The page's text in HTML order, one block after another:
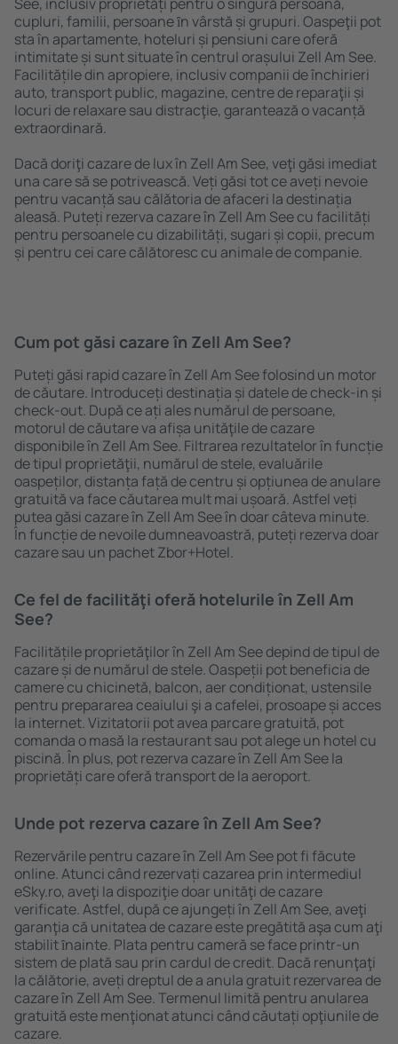
cupluri, familii, persoane ȋn vârstă și grupuri. Oaspeţii pot
sta în apartamente, hoteluri și pensiuni care oferă
intimitate și sunt situate în centrul orașului Zell Am See.
Facilitățile din apropiere, inclusiv companii de închirieri
auto, transport public, magazine, centre de reparaţii și
locuri de relaxare sau distracţie, garantează o vacanță
extraordinară.
Dacă doriţi cazare de lux în Zell Am See, veţi găsi imediat
una care să se potrivească. Veți găsi tot ce aveți nevoie
pentru vacanță sau călătoria de afaceri la destinația
aleasă. Puteți rezerva cazare în Zell Am See cu facilități
pentru persoanele cu dizabilități, sugari și copii, precum
și pentru cei care călătoresc cu animale de companie.
Cum pot găsi cazare în Zell Am See?
Puteți găsi rapid cazare în Zell Am See folosind un motor
de căutare. Introduceți destinația și datele de check-in și
check-out. După ce ați ales numărul de persoane,
motorul de căutare va afișa unităţile de cazare
disponibile în Zell Am See. Filtrarea rezultatelor în funcție
de tipul proprietăţii, numărul de stele, evaluările
oaspeților, distanța față de centru și opțiunea de anulare
gratuită va face căutarea mult mai ușoară. Astfel veți
putea găsi cazare în Zell Am See în doar câteva minute.
În funcție de nevoile dumneavoastră, puteți rezerva doar
cazare sau un pachet Zbor+Hotel.
Ce fel de facilităţi oferă hotelurile în Zell Am
See?
Facilitățile proprietăţilor în Zell Am See depind de tipul de
cazare și de numărul de stele. Oaspeții pot beneficia de
camere cu chicinetă, balcon, aer condiționat, ustensile
pentru prepararea ceaiului şi a cafelei, prosoape și acces
la internet. Vizitatorii pot avea parcare gratuită, pot
comanda o masă la restaurant sau pot alege un hotel cu
piscină. În plus, pot rezerva cazare în Zell Am See la
proprietăți care oferă transport de la aeroport.
Unde pot rezerva cazare în Zell Am See?
Rezervările pentru cazare în Zell Am See pot fi făcute
online. Atunci când rezervați cazarea prin intermediul
eSky.ro, aveţi la dispoziţie doar unităţi de cazare
verificate. Astfel, după ce ajungeți în Zell Am See, aveţi
garanţia că unitatea de cazare este pregătită aşa cum aţi
stabilit ȋnainte. Plata pentru cameră se face printr-un
sistem de plată sau prin cardul de credit. Dacă renunţaţi
la călătorie, aveți dreptul de a anula gratuit rezervarea de
cazare în Zell Am See. Termenul limită pentru anularea
gratuită este menţionat atunci când căutați opţiunile de
cazare.